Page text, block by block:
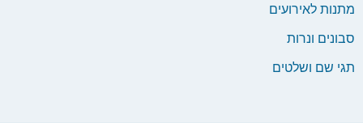
מתנות לאירועים
סבונים ונרות
תגי שם ושלטים